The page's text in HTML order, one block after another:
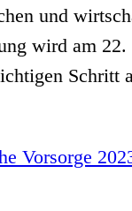
und
wird am
Schritt
Vorsorge